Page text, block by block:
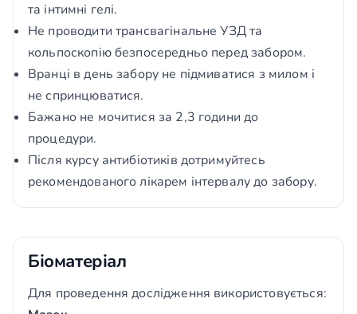
та інтимні гелі.
Не проводити трансвагінальне УЗД та
кольпоскопію безпосередньо перед забором.
Вранці в день забору не підмиватися з милом і
не спринцюватися.
Бажано не мочитися за 2,3 години до
процедури.
Після курсу антибіотиків дотримуйтесь
рекомендованого лікарем інтервалу до забору.
Біоматеріал
Для проведення дослідження використовується: